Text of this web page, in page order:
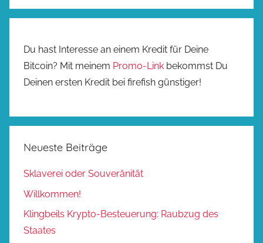
Du hast Interesse an einem Kredit für Deine
Bitcoin? Mit meinem Promo-Link bekommst Du
Deinen ersten Kredit bei firefish günstiger!
Neueste Beiträge
Sklaverei oder Souveränität
Willkommen!
Klingbeils Krypto-Besteuerung: Raubzug des
Staates